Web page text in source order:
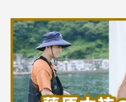
カンテレ・フジテレビ
毎週火曜 後9・00～
出演：藤原竜也、真
ませいこ、渋谷謙人